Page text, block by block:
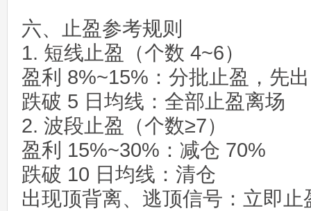
六、止盈参考规则
1. 短线止盈（个数 4~6）
盈利 8%~15%：分批止盈，先
跌破 5 日均线：全部止盈离场
2. 波段止盈（个数≥7）
盈利 15%~30%：减仓 70%
跌破 10 日均线：清仓
出现顶背离、逃顶信号：立即止